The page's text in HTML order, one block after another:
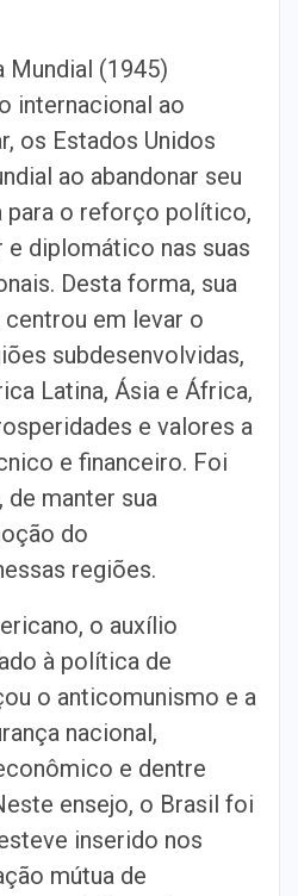
Mundial (1945)
internacional ao
os Estados Unidos
ao abandonar seu
para o reforço político,
diplomático nas suas
Desta forma, sua
em levar o
subdesenvolvidas,
Latina, Ásia e África,
e valores a
e financeiro. Foi
manter sua
do
regiões.
o auxílio
à política de
o anticomunismo e a
nacional,
e dentre
ensejo, o Brasil foi
inserido nos
mútua de